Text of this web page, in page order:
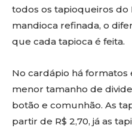
todos os tapioqueiros do
mandioca refinada, o
que cada tapioca é feita.
No cardápio há formatos
menor tamanho de
botão e comunhão. As
partir de R$ 2,70, já as